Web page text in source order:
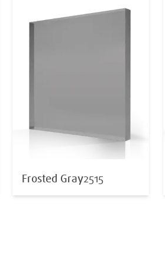
Frosted Gray2515